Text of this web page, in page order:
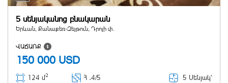
5 սենյականոց բնակարան
Երևան, Քանաքեռ-Զեյթուն, Դրոյի փ.
ՎԱՃԱՌՔ
150 000 USD
124 մ2 Հ ․4/5 5 Սենյակ՝